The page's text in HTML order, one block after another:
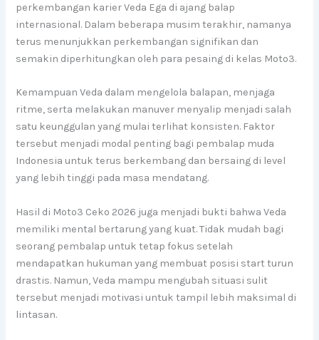
perkembangan karier Veda Ega di ajang balap
internasional. Dalam beberapa musim terakhir, namanya
terus menunjukkan perkembangan signifikan dan
semakin diperhitungkan oleh para pesaing di kelas Moto3.
Kemampuan Veda dalam mengelola balapan, menjaga
ritme, serta melakukan manuver menyalip menjadi salah
satu keunggulan yang mulai terlihat konsisten. Faktor
tersebut menjadi modal penting bagi pembalap muda
Indonesia untuk terus berkembang dan bersaing di level
yang lebih tinggi pada masa mendatang.
Hasil di Moto3 Ceko 2026 juga menjadi bukti bahwa Veda
memiliki mental bertarung yang kuat. Tidak mudah bagi
seorang pembalap untuk tetap fokus setelah
mendapatkan hukuman yang membuat posisi start turun
drastis. Namun, Veda mampu mengubah situasi sulit
tersebut menjadi motivasi untuk tampil lebih maksimal di
lintasan.